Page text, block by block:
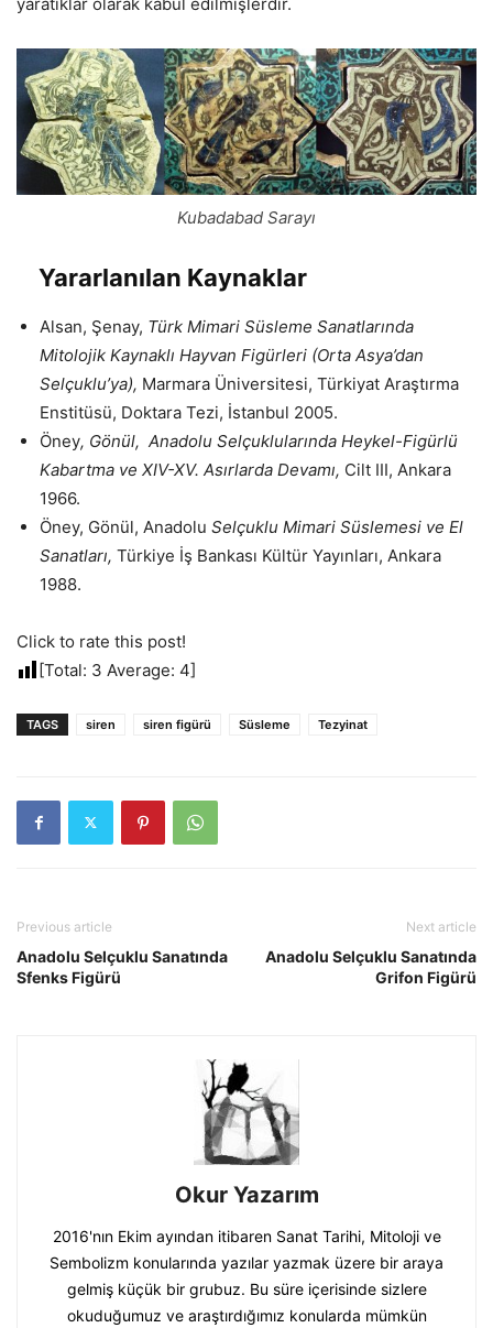
yaratıklar olarak kabul edilmişlerdir.
Kubadabad Sarayı
Yararlanılan Kaynaklar
Alsan, Şenay, Türk Mimari Süsleme Sanatlarında
Mitolojik Kaynaklı Hayvan Figürleri (Orta Asya’dan
Selçuklu’ya), Marmara Üniversitesi, Türkiyat Araştırma
Enstitüsü, Doktara Tezi, İstanbul 2005.
Öney, Gönül, Anadolu Selçuklularında Heykel-Figürlü
Kabartma ve XIV-XV. Asırlarda Devamı, Cilt III, Ankara
1966.
Öney, Gönül, Anadolu Selçuklu Mimari Süslemesi ve El
Sanatları, Türkiye İş Bankası Kültür Yayınları, Ankara
1988.
Click to rate this post!
[Total: 3 Average: 4]
TAGS siren siren figürü Süsleme Tezyinat
Previous article
Anadolu Selçuklu Sanatında
Sfenks Figürü
Next article
Anadolu Selçuklu Sanatında
Grifon Figürü
Okur Yazarım
2016'nın Ekim ayından itibaren Sanat Tarihi, Mitoloji ve
Sembolizm konularında yazılar yazmak üzere bir araya
gelmiş küçük bir grubuz. Bu süre içerisinde sizlere
okuduğumuz ve araştırdığımız konularda mümkün